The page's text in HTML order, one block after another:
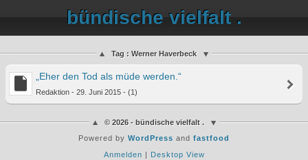
bündische vielfalt .
Tag : Werner Haverbeck
„Eher den Tod als müde werden.“
Redaktion - 29. Juni 2015 - (1)
© 2026 - bündische vielfalt .
Powered by WordPress and fastfood
Anmelden | Desktop View